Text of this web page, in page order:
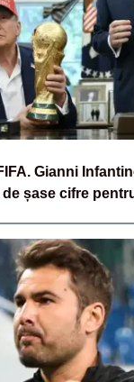
Gianni
șase cifre